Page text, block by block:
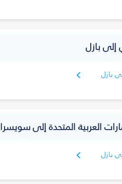
بازل
بازل
العربية المتحدة إلى سويسرا
بازل